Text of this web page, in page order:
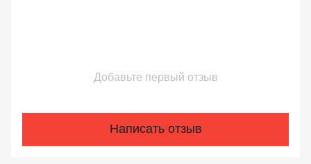
Добавьте первый отзыв
Написать отзыв